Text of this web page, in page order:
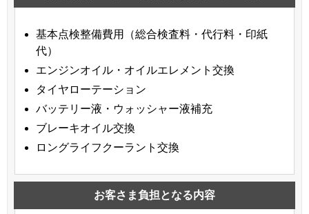
基本点検整備費用（総合検査料・代行料・印紙
代）
エンジンオイル・オイルエレメント交換
タイヤローテーション
バッテリー液・ウォッシャー液補充
ブレーキオイル交換
ロングライフクーラント交換
お客さま負担となる内容